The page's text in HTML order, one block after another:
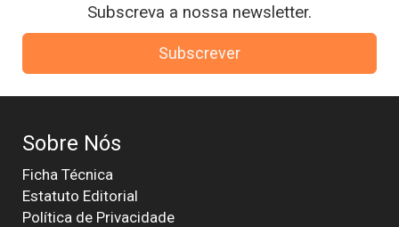
Subscreva a nossa newsletter.
Subscrever
Sobre Nós
Ficha Técnica
Estatuto Editorial
Política de Privacidade